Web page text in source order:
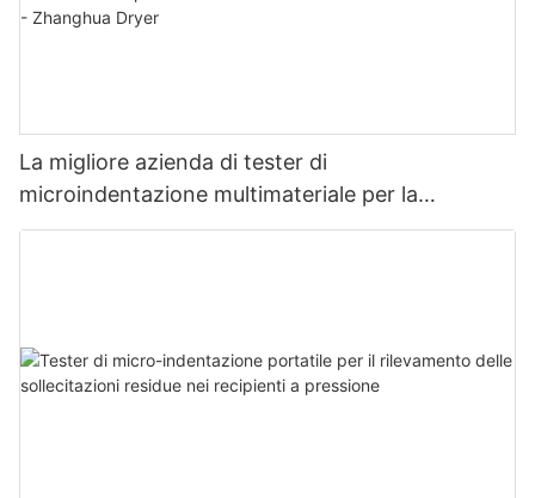
La migliore azienda di tester di
microindentazione multimateriale per la
misurazione della resistenza e dello stress -